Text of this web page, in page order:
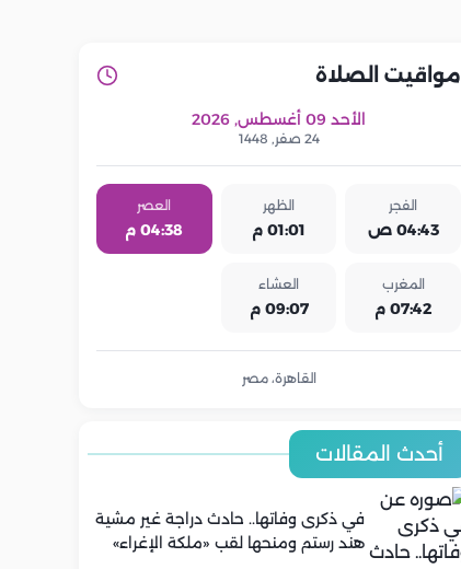
مواقيت الصلاة
الأحد 09 أغسطس, 2026
24 صفر, 1448
الفجر
04:43 ص
الظهر
01:01 م
العصر
04:38 م
المغرب
07:42 م
العشاء
09:07 م
القاهرة، مصر
أحدث المقالات
في ذكرى وفاتها.. حادث دراجة غير مشية
هند رستم ومنحها لقب «ملكة الإغراء»